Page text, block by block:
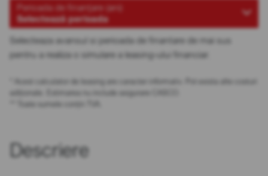
Perioada de finanțare (ani)
Selectează perioada
Selecteaza avansul si perioada de finantare de mai sus
pentru a realiza o simulare a leasing-ului financiar.
* Acest calculator de leasing are caracter informativ. Pot exista alte costuri
adiționale. Estimarea nu include asigurare CASCO.
** Toate sumele conțin TVA.
Descriere